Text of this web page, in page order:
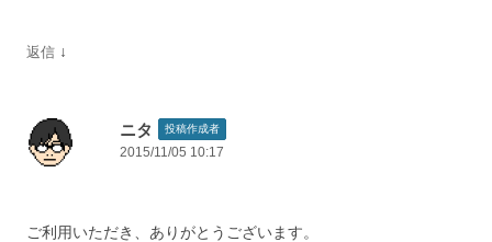
返信 ↓
ニタ 投稿作成者
2015/11/05 10:17
ご利用いただき、ありがとうございます。